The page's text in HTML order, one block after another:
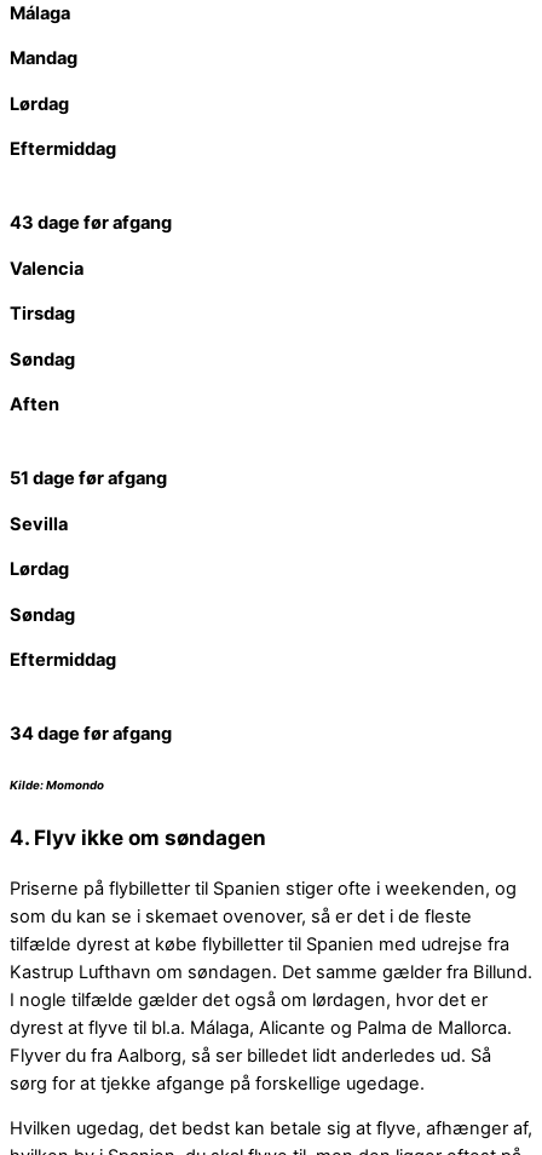
Málaga
Mandag
Lørdag
Eftermiddag
43 dage før afgang
Valencia
Tirsdag
Søndag
Aften
51 dage før afgang
Sevilla
Lørdag
Søndag
Eftermiddag
34 dage før afgang
Kilde: Momondo
4. Flyv ikke om søndagen
Priserne på flybilletter til Spanien stiger ofte i weekenden, og
som du kan se i skemaet ovenover, så er det i de fleste
tilfælde dyrest at købe flybilletter til Spanien med udrejse fra
Kastrup Lufthavn om søndagen. Det samme gælder fra Billund.
I nogle tilfælde gælder det også om lørdagen, hvor det er
dyrest at flyve til bl.a. Málaga, Alicante og Palma de Mallorca.
Flyver du fra Aalborg, så ser billedet lidt anderledes ud. Så
sørg for at tjekke afgange på forskellige ugedage.
Hvilken ugedag, det bedst kan betale sig at flyve, afhænger af,